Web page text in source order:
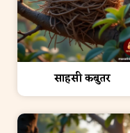
साहसी कबुतर